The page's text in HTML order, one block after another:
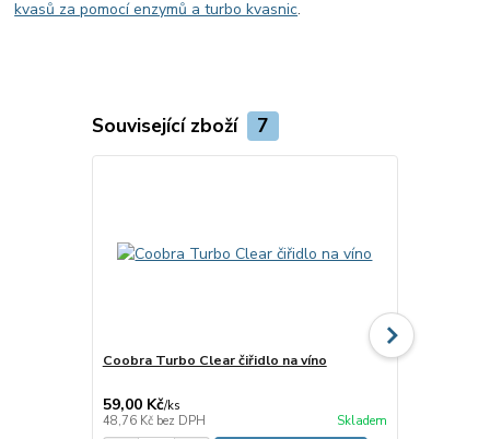
kvasů za pomocí enzymů a turbo kvasnic.
Související zboží 7
Coobra Turbo Clear čiřidlo na víno
59,00 Kč/ks
48,76 Kč bez DPH Skladem